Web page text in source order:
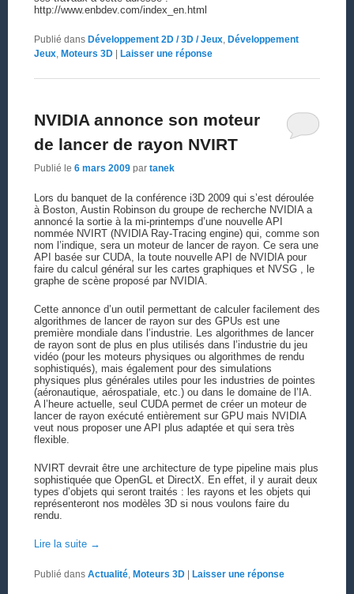
http://www.enbdev.com/index_en.html
Publié dans Développement 2D / 3D / Jeux, Développement
Jeux, Moteurs 3D Laisser une réponse
NVIDIA annonce son moteur
de lancer de rayon NVIRT
Publié le 6 mars 2009 par tanek
Lors du banquet de la conférence i3D 2009 qui s’est déroulée
à Boston, Austin Robinson du groupe de recherche NVIDIA a
annoncé la sortie à la mi-printemps d’une nouvelle API
nommée NVIRT (NVIDIA Ray-Tracing engine) qui, comme son
nom l’indique, sera un moteur de lancer de rayon. Ce sera une
API basée sur CUDA, la toute nouvelle API de NVIDIA pour
faire du calcul général sur les cartes graphiques et NVSG , le
graphe de scène proposé par NVIDIA.
Cette annonce d’un outil permettant de calculer facilement des
algorithmes de lancer de rayon sur des GPUs est une
première mondiale dans l’industrie. Les algorithmes de lancer
de rayon sont de plus en plus utilisés dans l’industrie du jeu
vidéo (pour les moteurs physiques ou algorithmes de rendu
sophistiqués), mais également pour des simulations
physiques plus générales utiles pour les industries de pointes
(aéronautique, aérospatiale, etc.) ou dans le domaine de l’IA.
A l’heure actuelle, seul CUDA permet de créer un moteur de
lancer de rayon exécuté entièrement sur GPU mais NVIDIA
veut nous proposer une API plus adaptée et qui sera très
flexible.
NVIRT devrait être une architecture de type pipeline mais plus
sophistiquée que OpenGL et DirectX. En effet, il y aurait deux
types d’objets qui seront traités : les rayons et les objets qui
représenteront nos modèles 3D si nous voulons faire du
rendu.
Lire la suite →
Publié dans Actualité, Moteurs 3D | Laisser une réponse